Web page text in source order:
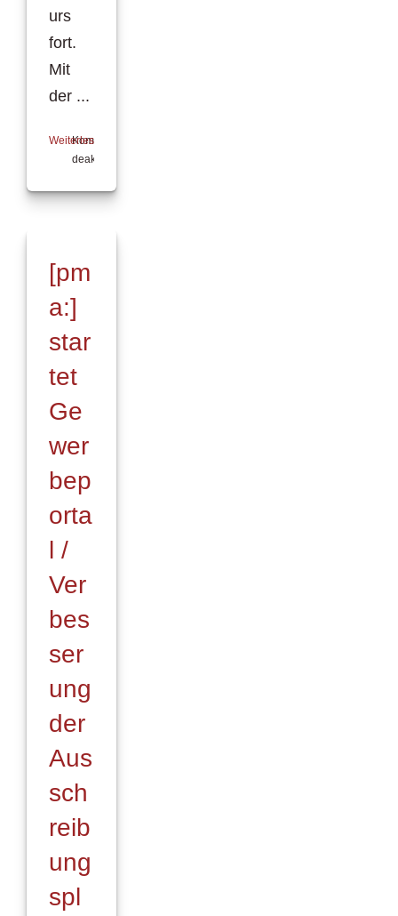
urs
fort.
Mit
der ...
Weiterlesen
Kommentare
deaktiviert
[pma:]
[pm
a:]
star
tet
Ge
wer
bep
orta
l /
Ver
bes
ser
ung
der
Aus
sch
reib
ung
spl